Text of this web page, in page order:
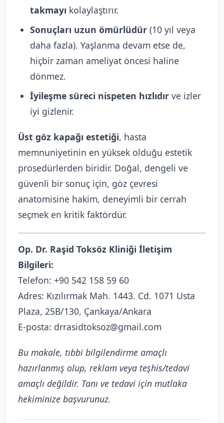
takmayı kolaylaştırır.
Sonuçları uzun ömürlüdür (10 yıl veya
daha fazla). Yaşlanma devam etse de,
hiçbir zaman ameliyat öncesi haline
dönmez.
İyileşme süreci nispeten hızlıdır ve izler
iyi gizlenir.
Üst göz kapağı estetiği, hasta
memnuniyetinin en yüksek olduğu estetik
prosedürlerden biridir. Doğal, dengeli ve
güvenli bir sonuç için, göz çevresi
anatomisine hakim, deneyimli bir cerrah
seçmek en kritik faktördür.
Op. Dr. Raşid Toksöz Kliniği İletişim
Bilgileri:
Telefon: +90 542 158 59 60
Adres: Kızılırmak Mah. 1443. Cd. 1071 Usta
Plaza, 25B/130, Çankaya/Ankara
E-posta: drrasidtoksoz@gmail.com
Bu makale, tıbbi bilgilendirme amaçlı
hazırlanmış olup, reklam veya teşhis/tedavi
amaçlı değildir. Tanı ve tedavi için mutlaka
hekiminize başvurunuz.